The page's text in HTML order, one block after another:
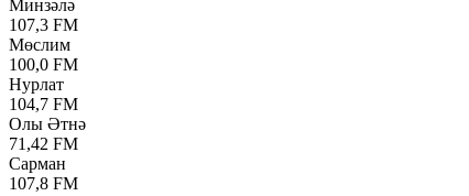
Минзәлә
107,3 FM
Мөслим
100,0 FM
Нурлат
104,7 FM
Олы Әтнә
71,42 FM
Сарман
107,8 FM